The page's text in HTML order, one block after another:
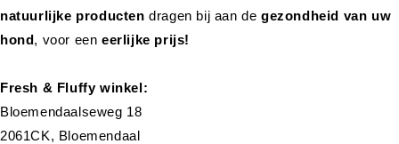
natuurlijke productendragen bij aan de gezondheid van uw
hond, voor eeneerlijke prijs!
Fresh & Fluffy winkel:
Bloemendaalseweg 18
2061CK, Bloemendaal